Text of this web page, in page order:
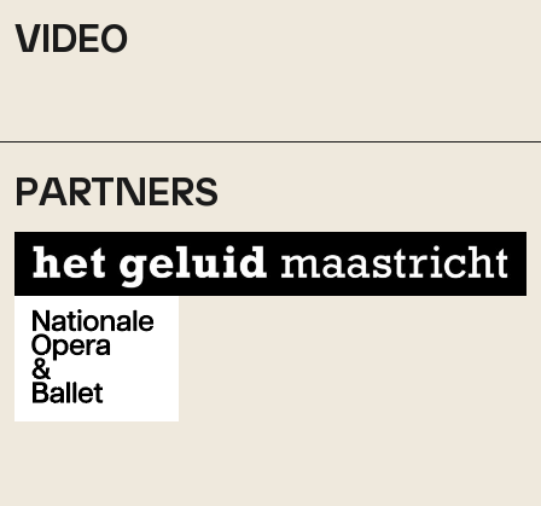
VIDEO
PARTNERS